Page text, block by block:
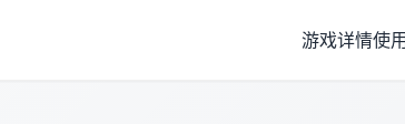
游戏详情使